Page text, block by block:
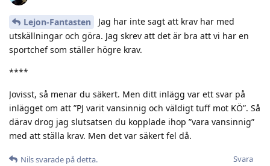
Lejon-Fantasten
Jag har inte sagt att krav har med
utskällningar och göra. Jag skrev att det är bra att vi har en
sportchef som ställer högre krav.
****
Jovisst, så menar du säkert. Men ditt inlägg var ett svar på
inlägget om att ”PJ varit vansinnig och väldigt tuff mot KÖ”. Så
därav drog jag slutsatsen du kopplade ihop ”vara vansinnig”
med att ställa krav. Men det var säkert fel då.
Svara
Nilssvarade på detta.